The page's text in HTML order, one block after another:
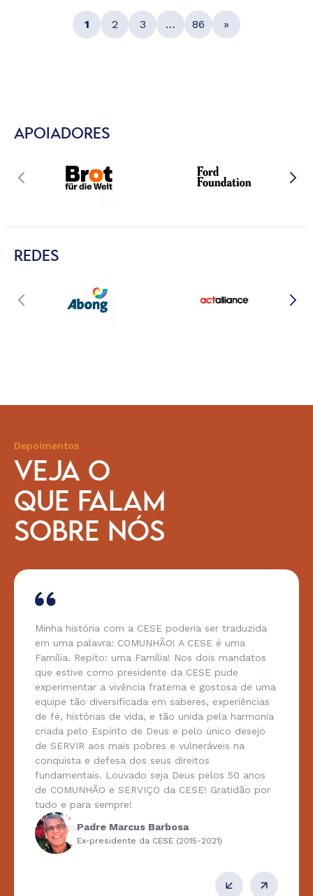
1 2 3 … 86 »
APOIADORES
REDES
Depoimentos
VEJA O
QUE FALAM
SOBRE NÓS
Minha história com a CESE poderia ser traduzida
em uma palavra: COMUNHÃO! A CESE é uma
Família. Repito: uma Família! Nos dois mandatos
que estive como presidente da CESE pude
experimentar a vivência fraterna e gostosa de uma
equipe tão diversificada em saberes, experiências
de fé, histórias de vida, e tão unida pela harmonia
criada pelo Espírito de Deus e pelo único desejo
de SERVIR aos mais pobres e vulneráveis na
conquista e defesa dos seus direitos
fundamentais. Louvado seja Deus pelos 50 anos
de COMUNHÃO e SERVIÇO da CESE! Gratidão por
tudo e para sempre!
Padre Marcus Barbosa
Ex-presidente da CESE (2015-2021)